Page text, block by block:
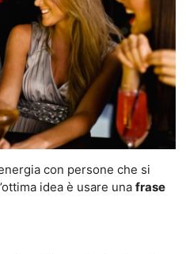
con persone che si
idea è usare una frase